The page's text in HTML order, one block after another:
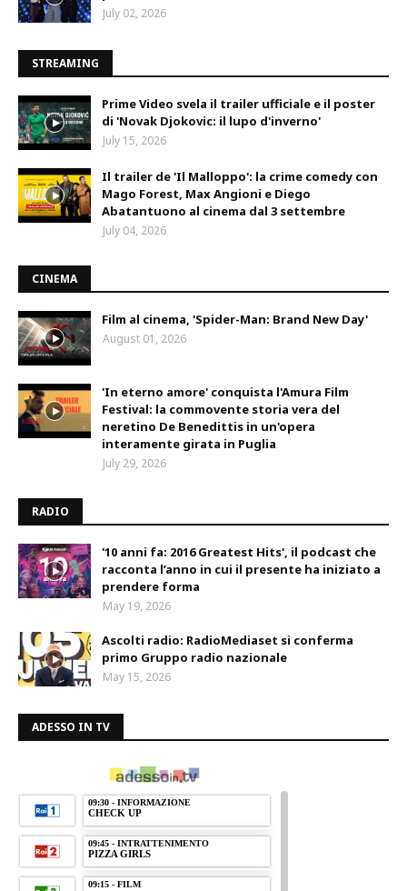
July 02, 2026
STREAMING
Prime Video svela il trailer ufficiale e il poster
di 'Novak Djokovic: il lupo d'inverno'
July 15, 2026
Il trailer de 'Il Malloppo': la crime comedy con
Mago Forest, Max Angioni e Diego
Abatantuono al cinema dal 3 settembre
July 04, 2026
CINEMA
Film al cinema, 'Spider-Man: Brand New Day'
August 01, 2026
'In eterno amore' conquista l'Amura Film
Festival: la commovente storia vera del
neretino De Benedittis in un'opera
interamente girata in Puglia
July 29, 2026
RADIO
'10 anni fa: 2016 Greatest Hits', il podcast che
racconta l’anno in cui il presente ha iniziato a
prendere forma
May 19, 2026
Ascolti radio: RadioMediaset si conferma
primo Gruppo radio nazionale
May 15, 2026
ADESSO IN TV